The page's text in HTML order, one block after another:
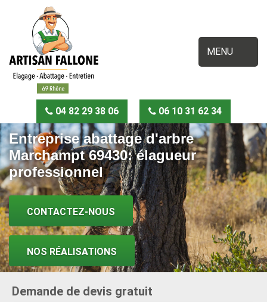
MENU
04 82 29 38 06 06 10 31 62 34
Entreprise abattage d'arbre
Marchampt 69430: élagueur
professionnel
CONTACTEZ-NOUS
NOS RÉALISATIONS
Demande de devis gratuit